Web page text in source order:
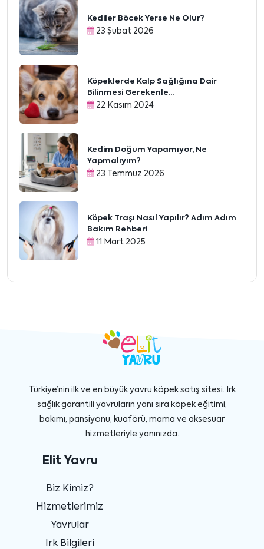
Kediler Böcek Yerse Ne Olur?
23 Şubat 2026
Köpeklerde Kalp Sağlığına Dair
Bilinmesi Gerekenle...
22 Kasım 2024
Kedim Doğum Yapamıyor, Ne
Yapmalıyım?
23 Temmuz 2026
Köpek Traşı Nasıl Yapılır? Adım Adım
Bakım Rehberi
11 Mart 2025
Türkiye’nin ilk ve en büyük yavru köpek satış sitesi. Irk
sağlık garantili yavruların yanı sıra köpek eğitimi,
bakımı, pansiyonu, kuaförü, mama ve aksesuar
hizmetleriyle yanınızda.
Elit Yavru
Biz Kimiz?
Hizmetlerimiz
Yavrular
Irk Bilgileri